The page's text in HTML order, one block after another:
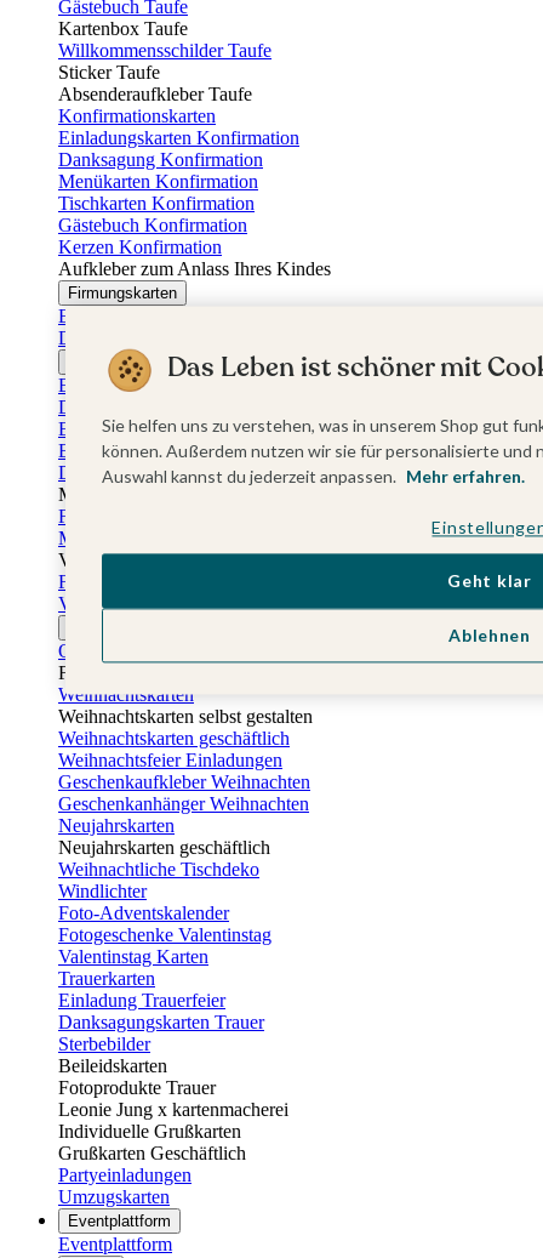
Gästebuch Taufe
Kartenbox Taufe
Willkommensschilder Taufe
Sticker Taufe
Absenderaufkleber Taufe
Konfirmationskarten
Einladungskarten Konfirmation
Danksagung Konfirmation
Menükarten Konfirmation
Tischkarten Konfirmation
Gästebuch Konfirmation
Kerzen Konfirmation
Aufkleber zum Anlass Ihres Kindes
Firmungskarten
Einladungskarten Firmung
Dankeskarten Firmung
Jugendweihekarten
Einladungskarten Jugendweihe
Dankeskarten Jugendweihe
Einschulungskarten
Einladungskarten Einschulung
Danksagung Einschulung
Muttertag
Fotogeschenke Muttertag
Muttertagskarten
Vatertag
Fotogeschenke Vatertag
Vatertagskarten
Osterkarten
Fotogeschenke zu Ostern
Weihnachtskarten
Weihnachtskarten selbst gestalten
Weihnachtskarten geschäftlich
Weihnachtsfeier Einladungen
Geschenkaufkleber Weihnachten
Geschenkanhänger Weihnachten
Neujahrskarten
Neujahrskarten geschäftlich
Weihnachtliche Tischdeko
Windlichter
Foto-Adventskalender
Fotogeschenke Valentinstag
Valentinstag Karten
Trauerkarten
Einladung Trauerfeier
Danksagungskarten Trauer
Sterbebilder
Beileidskarten
Fotoprodukte Trauer
Leonie Jung x kartenmacherei
Individuelle Grußkarten
Grußkarten Geschäftlich
Partyeinladungen
Umzugskarten
Eventplattform
Eventplattform
Das Leben ist schöner mit
Sie helfen uns zu verstehen, was in unserem Shop gut
können. Außerdem nutzen wir sie für personalisierte
Auswahl kannst du jederzeit anpassen. Mehr erfahren.
Ablehnen
Geht klar